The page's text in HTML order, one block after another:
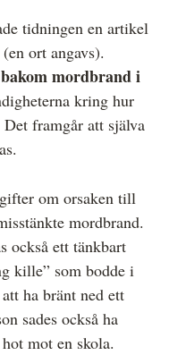
tidningen en artikel
ort angavs).
mordbrand i
kring hur
framgår att själva
om orsaken till
mordbrand.
också ett tänkbart
kille” som bodde i
ha bränt ned ett
sades också ha
mot en skola.